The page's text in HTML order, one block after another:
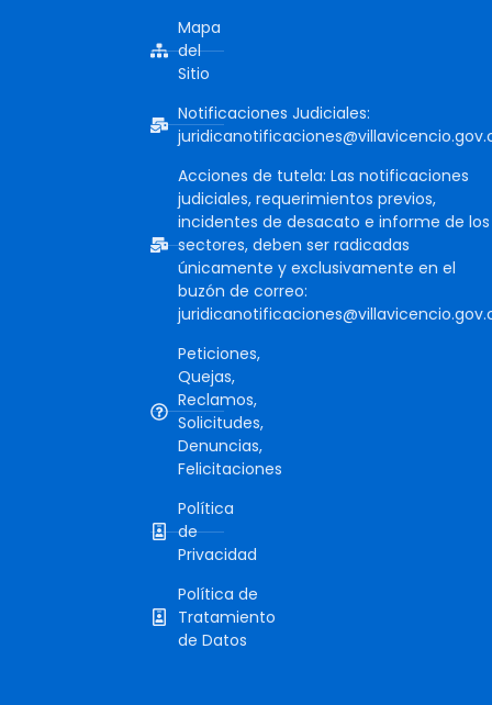
Mapa
del
Sitio
Notificaciones Judiciales:
Acciones de tutela: Las notificaciones
judiciales, requerimientos previos,
incidentes de desacato e informe de los
sectores, deben ser radicadas
únicamente y exclusivamente en el
buzón de correo:
Peticiones,
Quejas,
Reclamos,
Solicitudes,
Denuncias,
Felicitaciones
Política
de
Privacidad
Política de
Tratamiento
de Datos